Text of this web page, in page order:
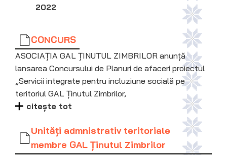
2022
CONCURS
ASOCIAȚIA GAL ȚINUTUL ZIMBRILOR anunță
lansarea Concursului de Planuri de afaceri proiectul
„Servicii integrate pentru incluziune socială pe
teritoriul GAL Ținutul Zimbrilor,
citește tot
Unităţi admnistrativ teritoriale
membre GAL Ţinutul Zimbrilor